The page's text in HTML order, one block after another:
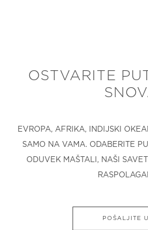
OSTVARITE
EVROPA, AFRIKA, INDIJSKI
SAMO NA VAMA. ODABERITE
ODUVEK MAŠTALI, NAŠI
POŠALJITE